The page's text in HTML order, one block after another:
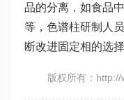
品的分离，如食品
等，色谱柱研制人
断改进固定相的选择
版权所有：